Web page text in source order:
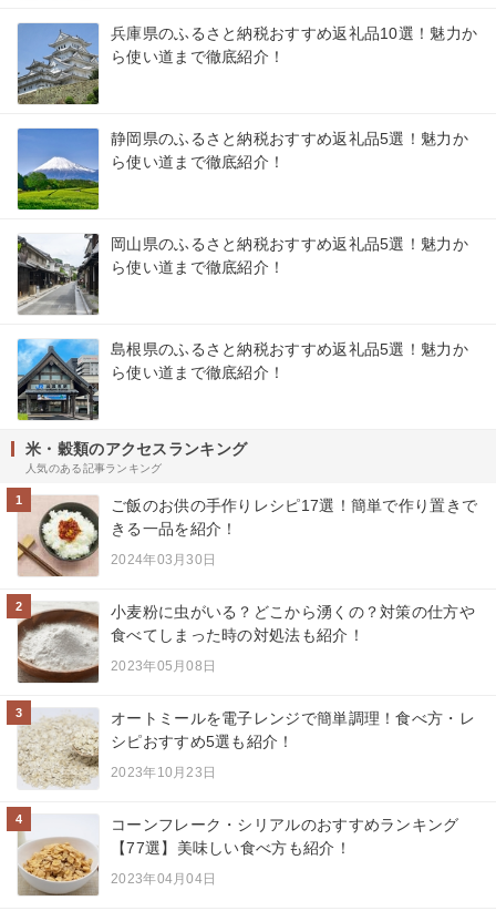
兵庫県のふるさと納税おすすめ返礼品10選！魅力か
ら使い道まで徹底紹介！
静岡県のふるさと納税おすすめ返礼品5選！魅力か
ら使い道まで徹底紹介！
岡山県のふるさと納税おすすめ返礼品5選！魅力か
ら使い道まで徹底紹介！
島根県のふるさと納税おすすめ返礼品5選！魅力か
ら使い道まで徹底紹介！
米・穀類のアクセスランキング
人気のある記事ランキング
1
ご飯のお供の手作りレシピ17選！簡単で作り置きで
きる一品を紹介！
2024年03月30日
2
小麦粉に虫がいる？どこから湧くの？対策の仕方や
食べてしまった時の対処法も紹介！
2023年05月08日
3
オートミールを電子レンジで簡単調理！食べ方・レ
シピおすすめ5選も紹介！
2023年10月23日
4
コーンフレーク・シリアルのおすすめランキング
【77選】美味しい食べ方も紹介！
2023年04月04日